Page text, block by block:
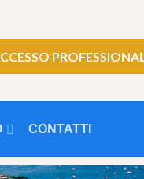
CONTATTI